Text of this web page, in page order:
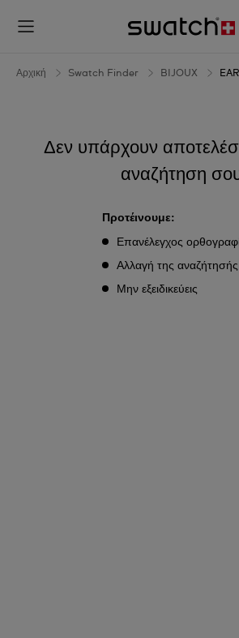
EARRING
Αρχική Swatch Finder BIJOUX
Δεν υπάρχουν
αναζήτηση
Προτέινουμε:
Επανέλεγχος
Αλλαγή της
Μην εξειδικεύεις